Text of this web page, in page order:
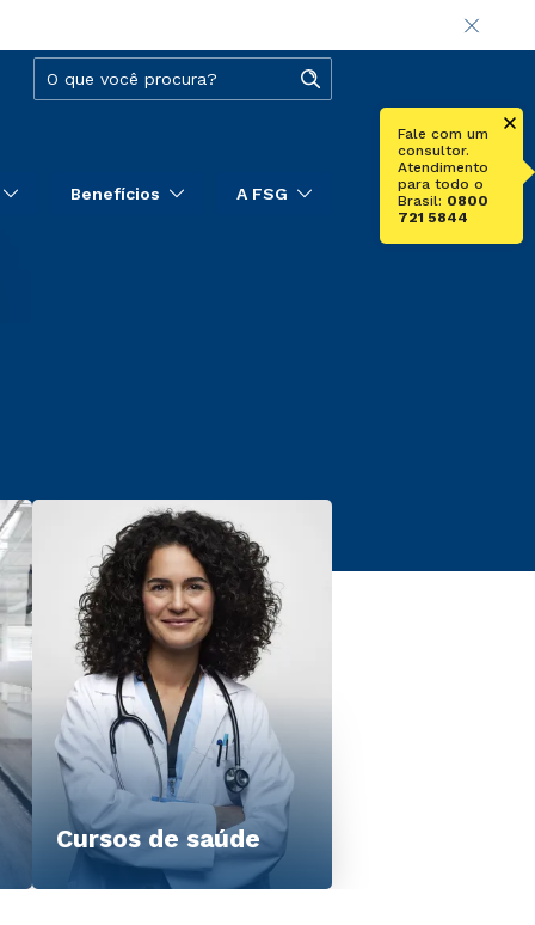
Benefícios A FSG
Fale com um
consultor.
Atendimento
para todo o
Brasil: 0800
721 5844
Cursos de saúde